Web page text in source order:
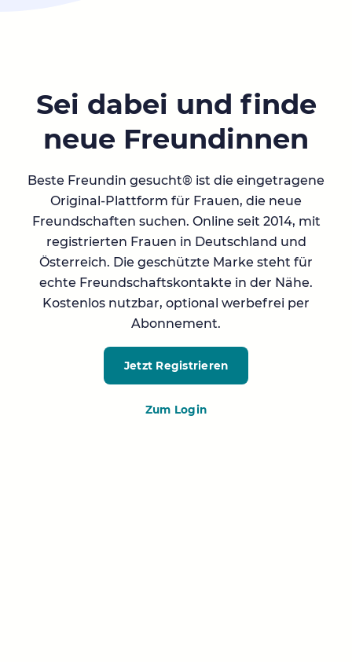
Sei dabei und finde
neue Freundinnen
Beste Freundin gesucht® ist die eingetragene
Original-Plattform für Frauen, die neue
Freundschaften suchen. Online seit 2014, mit
registrierten Frauen in Deutschland und
Österreich. Die geschützte Marke steht für
echte Freundschaftskontakte in der Nähe.
Kostenlos nutzbar, optional werbefrei per
Abonnement.
Jetzt Registrieren
Zum Login